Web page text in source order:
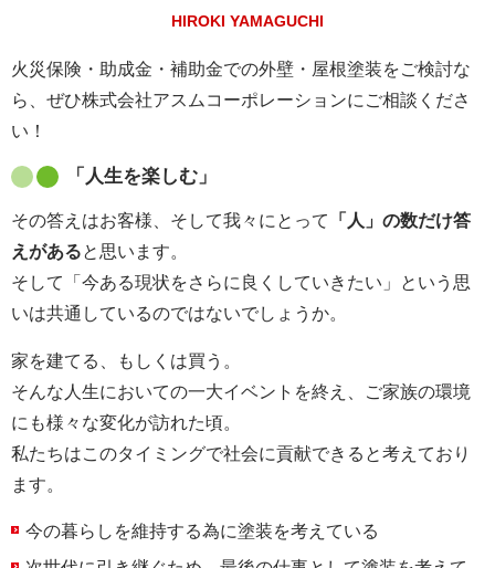
HIROKI YAMAGUCHI
火災保険・助成金・補助金での外壁・屋根塗装をご検討な
ら、ぜひ株式会社アスムコーポレーションにご相談くださ
い！
「人生を楽しむ」
その答えはお客様、そして我々にとって
「人」の数だけ答
えがあると思います。
そして「今ある現状をさらに良くしていきたい」という思
いは共通しているのではないでしょうか。
家を建てる、もしくは買う。
そんな人生においての一大イベントを終え、ご家族の環境
にも様々な変化が訪れた頃。
私たちはこのタイミングで社会に貢献できると考えており
ます。
今の暮らしを維持する為に塗装を考えている